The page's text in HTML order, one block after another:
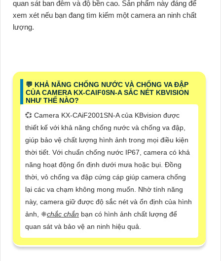
quan sát ban đêm và độ bền cao. Sản phẩm này đáng để
xem xét nếu bạn đang tìm kiếm một camera an ninh chất
lượng.
️💬 KHẢ NĂNG CHỐNG NƯỚC VÀ CHỐNG VA ĐẬP
CỦA CAMERA KX-CAIF0SN-A SẮC NÉT KBVISION
NHƯ THẾ NÀO?
💞 Camera KX-CAiF2001SN-A của KBvision được
thiết kế với khả năng chống nước và chống va đập,
giúp bảo vệ chất lượng hình ảnh trong mọi điều kiện
thời tiết. Với chuẩn chống nước IP67, camera có khả
năng hoạt động ổn định dưới mưa hoặc bụi. Đồng
thời, vỏ chống va đập cứng cáp giúp camera chống
lại các va chạm không mong muốn. Nhờ tính năng
này, camera giữ được độ sắc nét và ổn định của hình
ảnh, ❈chắc chắn bạn có hình ảnh chất lượng để
quan sát và bảo vệ an ninh hiệu quả.